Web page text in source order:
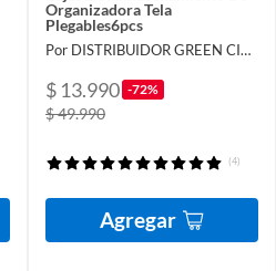
Organizadora Tela
Plegables6pcs
Por DISTRIBUIDOR GREEN CITY SpA
$ 13.990 -72%
$ 49.990
(4)
Agregar